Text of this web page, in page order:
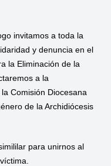
invitamos a toda la
y denuncia en el
la Eliminación de la
a la
Comisión Diocesana
de la Archidiócesis
para unirnos al